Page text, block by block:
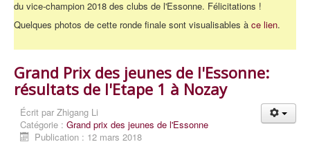
du vice-champion 2018 des clubs de l'Essonne. Félicitations !
Quelques photos de cette ronde finale sont visualisables à ce lien.
Grand Prix des jeunes de l'Essonne:
résultats de l'Etape 1 à Nozay
Écrit par Zhigang Li
Catégorie : Grand prix des jeunes de l'Essonne
Publication : 12 mars 2018